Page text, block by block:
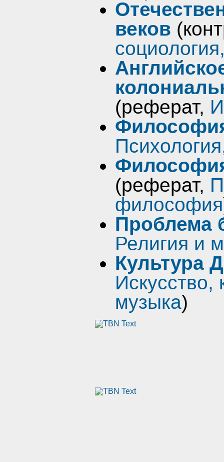
веков
(реферат,
(реферат,
философия
Проблема
Религия и
Культура
Искусство,
музыка)